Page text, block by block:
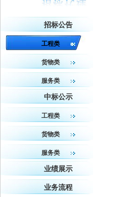
招标公告
工程类
货物类
服务类
中标公示
工程类
货物类
服务类
业绩展示
业务流程